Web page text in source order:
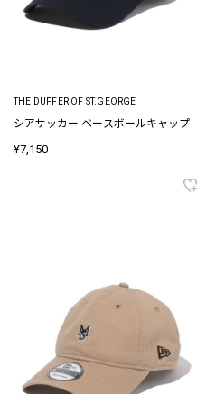
THE DUFFER OF ST.GEORGE
シアサッカー ベースボールキャップ
¥7,150